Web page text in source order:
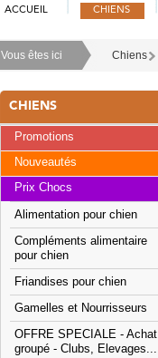
ACCUEIL CHIENS
Vous êtes ici Chiens
CHIENS
Promotions
Nouveautés
Prix Chocs
Alimentation pour chien
Compléments alimentaire
pour chien
Friandises pour chien
Gamelles et Nourrisseurs
OFFRE SPECIALE - Achat
groupé - Clubs, Elevages...